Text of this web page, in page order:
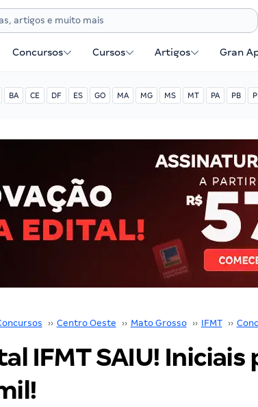
Concursos Cursos Artigos Gran
BA CE DF ES GO MA MG MS MT PA PB
›› Centro Oeste ›› Mato Grosso ›› IFMT ››
IFMT SAIU! Iniciais